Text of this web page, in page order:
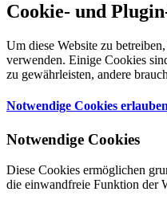
Cookie- und
Um diese Website zu
verwenden. Einige Cookies
zu gewährleisten, andere
Notwendige Cookies erlauben
Notwendige Cookies
Diese Cookies ermöglichen
die einwandfreie Funktion der